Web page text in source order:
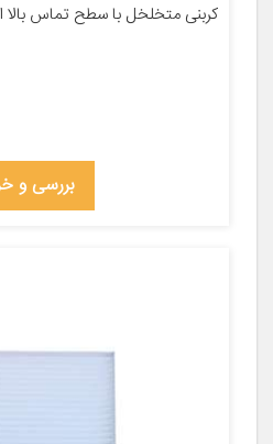
کربنی متخلخل با سطح تماس
بررسی و